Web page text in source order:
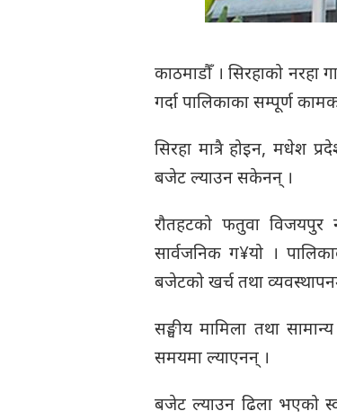
काठमाडौँ । सिरहाको
गर्दा पालिकाका सम्पूर्ण
सिरहा मात्रै होइन, मधेश
बजेट ल्याउन सकेनन् ।
रौतहटको फतुवा विजयपुर
सार्वजनिक ग¥यो ।
बजेटको खर्च तथा
सङ्घीय मामिला तथा
समयमा ल्याएनन् ।
बजेट ल्याउन ढिला भएको